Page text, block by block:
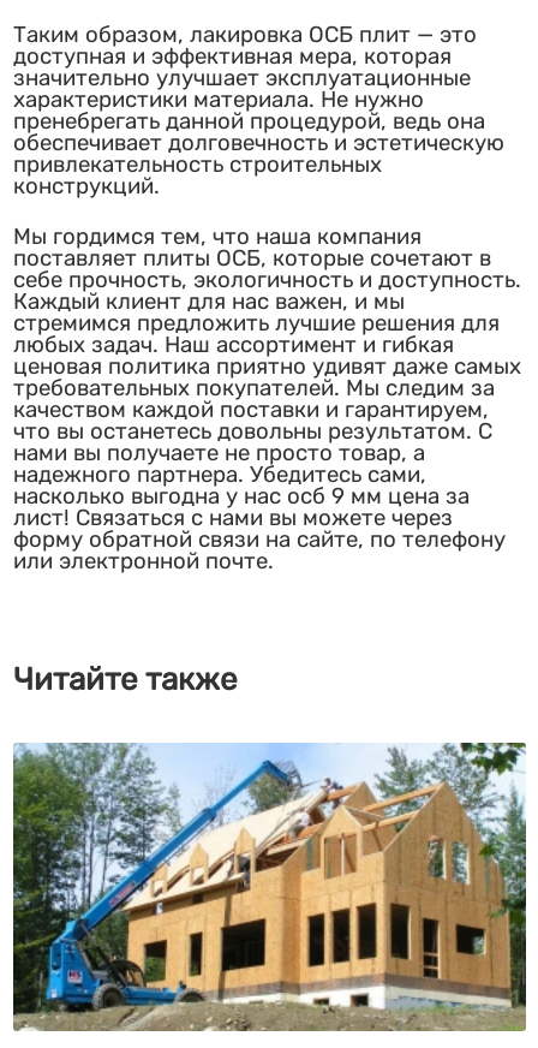
Таким образом, лакировка ОСБ плит — это
доступная и эффективная мера, которая
значительно улучшает эксплуатационные
характеристики материала. Не нужно
пренебрегать данной процедурой, ведь она
обеспечивает долговечность и эстетическую
привлекательность строительных
конструкций.
Мы гордимся тем, что наша компания
поставляет плиты ОСБ, которые сочетают в
себе прочность, экологичность и доступность.
Каждый клиент для нас важен, и мы
стремимся предложить лучшие решения для
любых задач. Наш ассортимент и гибкая
ценовая политика приятно удивят даже самых
требовательных покупателей. Мы следим за
качеством каждой поставки и гарантируем,
что вы останетесь довольны результатом. С
нами вы получаете не просто товар, а
надежного партнера. Убедитесь сами,
насколько выгодна у нас осб 9 мм цена за
лист! Связаться с нами вы можете через
форму обратной связи на сайте, по телефону
или электронной почте.
Читайте также